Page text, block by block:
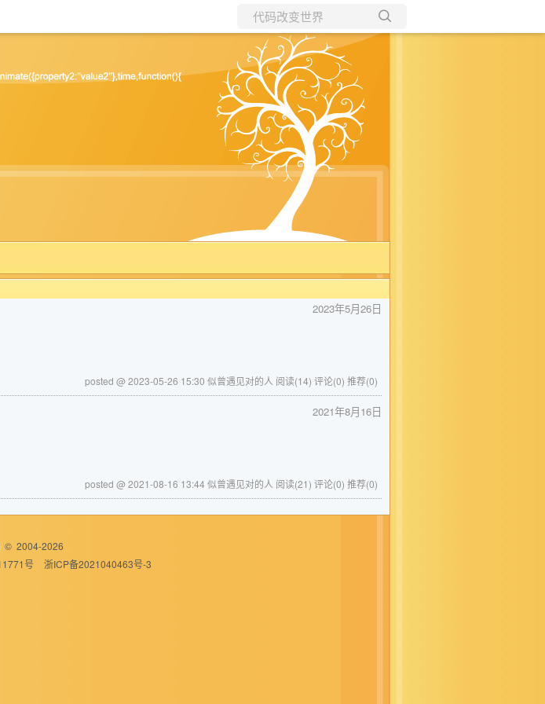
所有博客
2023年5月26日
posted @ 2023-05-26 15:30 似曾遇见对的人 阅读(14) 评论(0) 推荐(0)
2021年8月16日
posted @ 2021-08-16 13:44 似曾遇见对的人 阅读(21) 评论(0) 推荐(0)
© 2004-2026
号
浙ICP备2021040463号-3